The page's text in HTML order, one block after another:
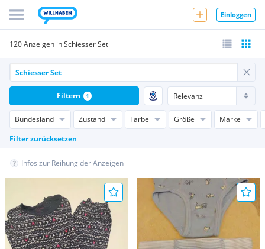
Einloggen
120 Anzeigen in Schiesser Set
Bundesland Zustand Farbe Größe
Marke
Filter zurücksetzen
Filtern 1
Infos zur Reihung der Anzeigen